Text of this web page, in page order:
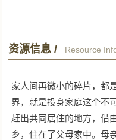
资源信息 / Resource
家人间再微小的碎片，都
界，就是投身家庭这个不
赶出共同居住的地方，借
乡，住在了父母家中。母